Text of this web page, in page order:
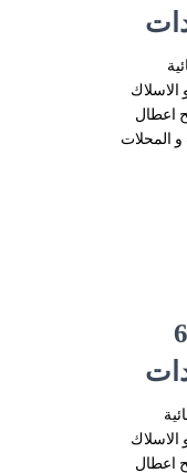
الاسلاك
اعطال
و المحلات
الاسلاك
اعطال